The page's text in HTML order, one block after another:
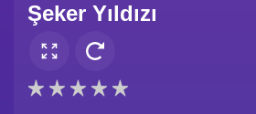
Şeker Yıldızı